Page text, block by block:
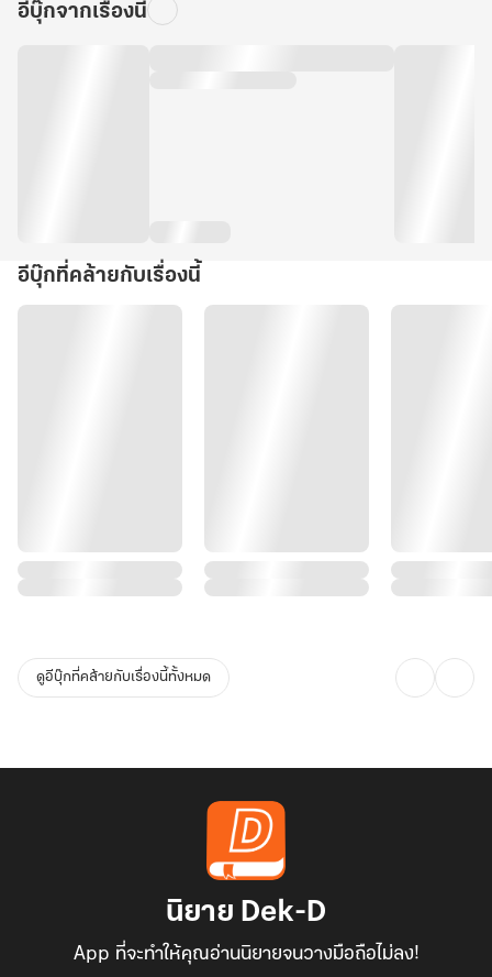
อีบุ๊กจากเรื่องนี้
อีบุ๊กที่คล้ายกับเรื่องนี้
ดูอีบุ๊กที่คล้ายกับเรื่องนี้ทั้งหมด
นิยาย Dek-D
App ที่จะทำให้คุณอ่านนิยายจนวางมือถือไม่ลง!